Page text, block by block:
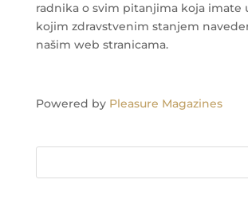
radnika o svim pitanjima koja imate
kojim zdravstvenim stanjem
našim web stranicama.
Powered by Pleasure Magazines